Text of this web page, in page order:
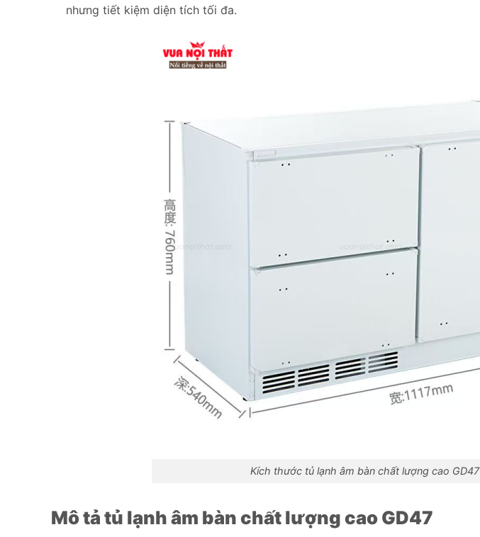
nhưng tiết kiệm diện tích tối đa.
Kích thước tủ lạnh âm bàn chất lượng cao GD47
Mô tả tủ lạnh âm bàn chất lượng cao GD47